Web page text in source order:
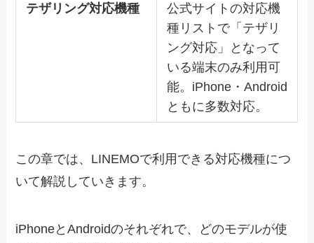
テザリング対応機種
公式サイトの対応機
種リストで「テザリ
ング対応」となって
いる端末のみ利用可
能。iPhone・Android
ともに多数対応。
この章では、LINEMOで利用できる対応機種につ
いて解説していきます。
iPhoneとAndroidのそれぞれで、どのモデルが使